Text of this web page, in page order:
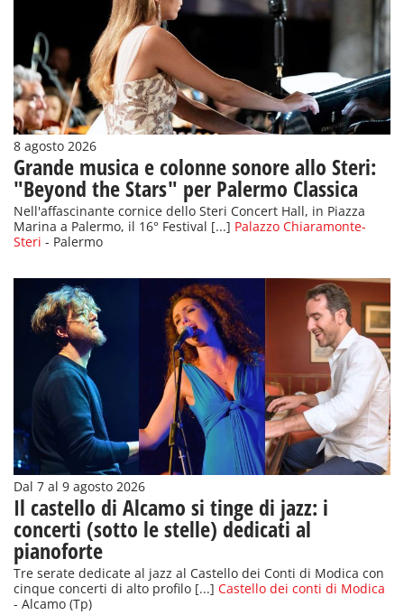
8 agosto 2026
Grande musica e colonne sonore allo Steri:
"Beyond the Stars" per Palermo Classica
Nell'affascinante cornice dello Steri Concert Hall, in Piazza
Marina a Palermo, il 16° Festival [...] Palazzo Chiaramonte-
Steri - Palermo
Dal 7 al 9 agosto 2026
Il castello di Alcamo si tinge di jazz: i
concerti (sotto le stelle) dedicati al
pianoforte
Tre serate dedicate al jazz al Castello dei Conti di Modica con
cinque concerti di alto profilo [...] Castello dei conti di Modica
- Alcamo (Tp)